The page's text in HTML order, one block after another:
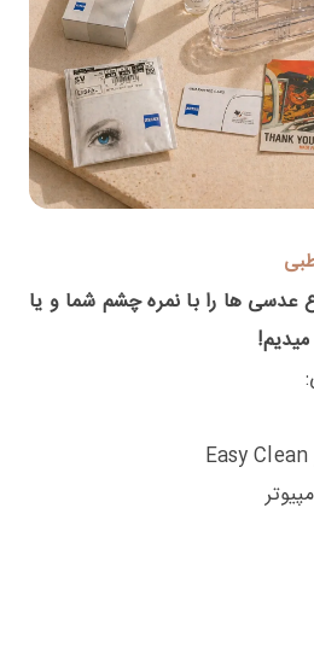
عدسی ها را با نمره چشم شما و یا